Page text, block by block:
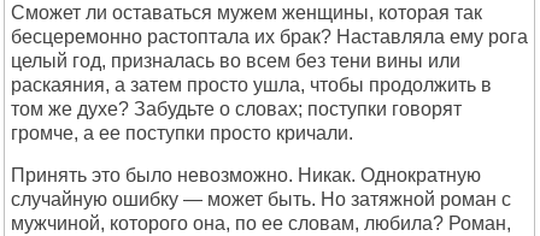
Сможет ли оставаться мужем женщины, которая так
бесцеремонно растоптала их брак? Наставляла ему рога
целый год, призналась во всем без тени вины или
раскаяния, а затем просто ушла, чтобы продолжить в
том же духе? Забудьте о словах; поступки говорят
громче, а ее поступки просто кричали.
Принять это было невозможно. Никак. Однократную
случайную ошибку — может быть. Но затяжной роман с
мужчиной, которого она, по ее словам, любила? Роман,